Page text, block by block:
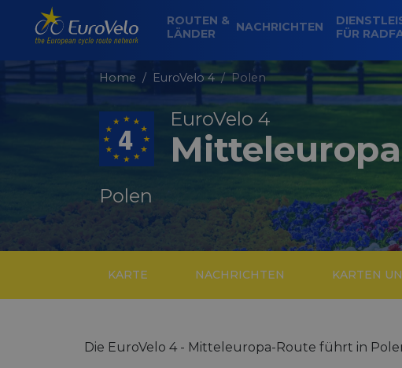
ROUTEN &
LÄNDER
NACHRICHTEN
FÜR
Home EuroVelo 4 Polen
EuroVelo 4
Polen
KARTE NACHRICHTEN KARTEN
Die EuroVelo 4 - Mitteleuropa-Route führt in